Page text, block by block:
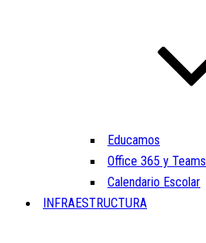
Educamos
Office 365 y Teams
Calendario Escolar
INFRAESTRUCTURA